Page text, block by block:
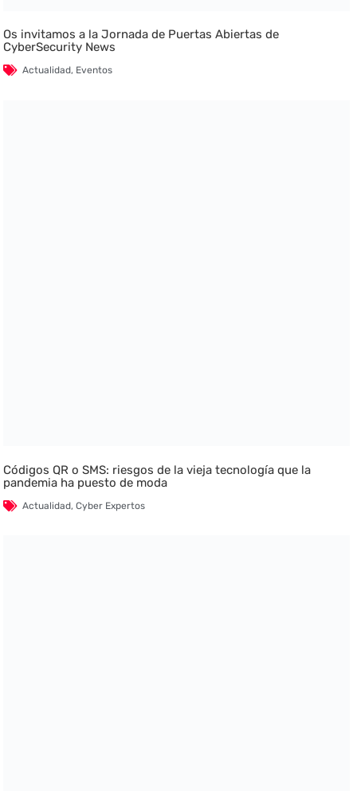
Os invitamos a la Jornada de Puertas Abiertas de
CyberSecurity News
Actualidad, Eventos
Códigos QR o SMS: riesgos de la vieja tecnología que la
pandemia ha puesto de moda
Actualidad,Cyber Expertos